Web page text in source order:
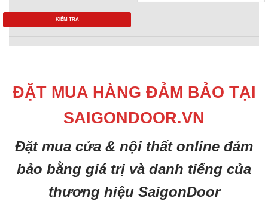
KIỂM TRA
ĐẶT MUA HÀNG ĐẢM BẢO TẠI
SAIGONDOOR.VN
Đặt mua cửa & nội thất online đảm
bảo bằng giá trị và danh tiếng của
thương hiệu SaigonDoor